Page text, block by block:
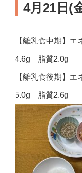
4月21日(
【離乳食中期】
4.6g 脂質2.0g
【離乳食後期】
5.0g 脂質2.6g